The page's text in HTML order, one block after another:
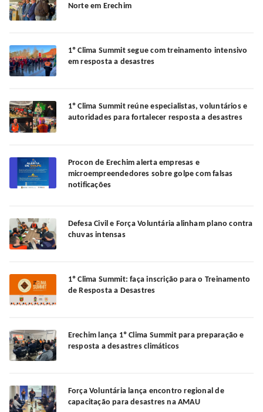
Norte em Erechim
1º Clima Summit segue com treinamento intensivo
em resposta a desastres
1º Clima Summit reúne especialistas, voluntários e
autoridades para fortalecer resposta a desastres
Procon de Erechim alerta empresas e
microempreendedores sobre golpe com falsas
notificações
Defesa Civil e Força Voluntária alinham plano contra
chuvas intensas
1º Clima Summit: faça inscrição para o Treinamento
de Resposta a Desastres
Erechim lança 1º Clima Summit para preparação e
resposta a desastres climáticos
Força Voluntária lança encontro regional de
capacitação para desastres na AMAU